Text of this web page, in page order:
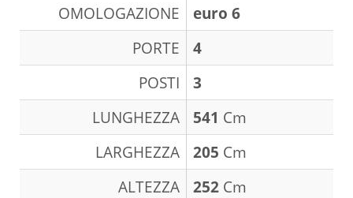
OMOLOGAZIONE
euro 6
PORTE
4
POSTI
3
LUNGHEZZA
541 Cm
LARGHEZZA
205 Cm
ALTEZZA
252 Cm